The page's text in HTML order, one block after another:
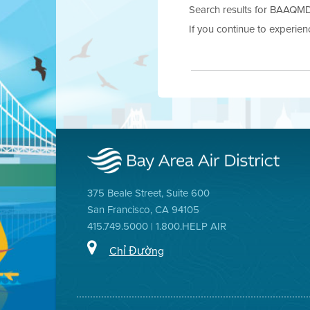
Search results for
If you continue to
375 Beale Street, Suite 600
San Francisco, CA 94105
415.749.5000 | 1.800.HELP AIR
Chỉ Đường